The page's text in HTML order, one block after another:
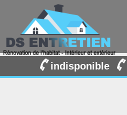
indisponible